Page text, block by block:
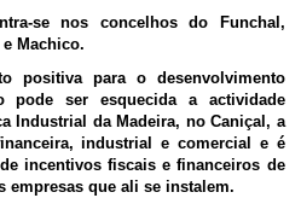
se nos concelhos do Funchal,
Machico.
positiva para o desenvolvimento
pode ser esquecida a actividade
Industrial da Madeira, no Caniçal, a
industrial e comercial e é
incentivos fiscais e financeiros de
empresas que ali se instalem.